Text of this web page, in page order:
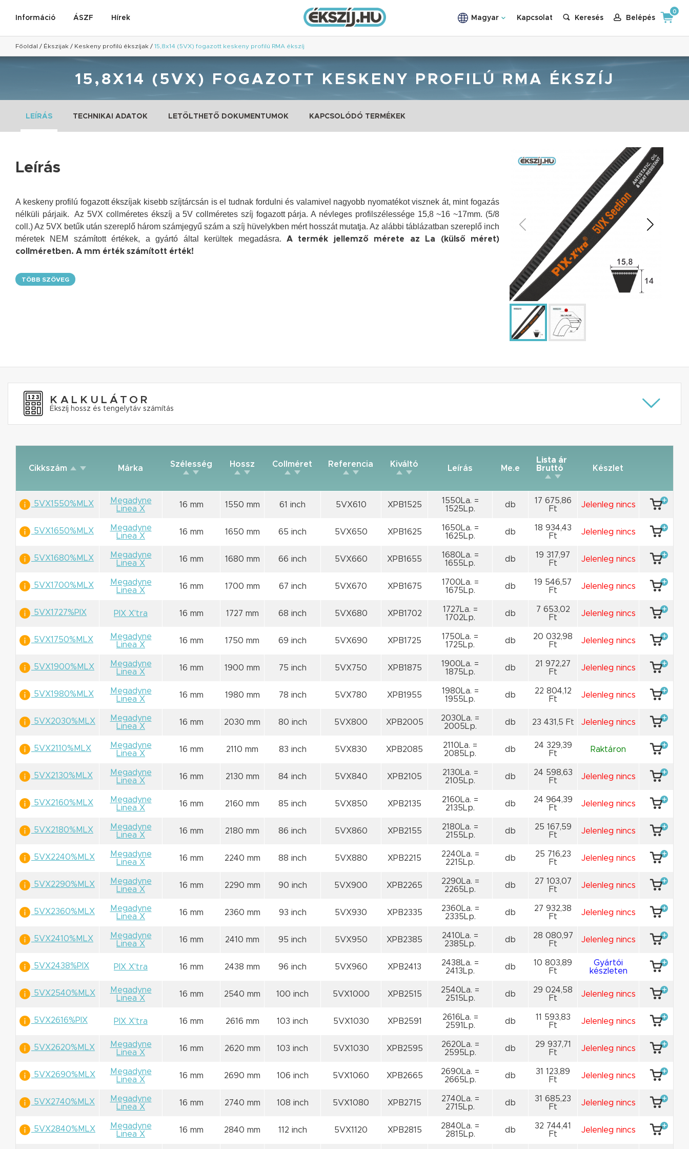
Információ ÁSZF Hírek Magyar Kapcsolat Keresés Belépés
0
Főoldal / Ékszijak / Keskeny profilú ékszíjak / 15,8x14 (5VX) fogazott keskeny profilú RMA ékszíj
15,8X14 (5VX) FOGAZOTT KESKENY PROFILÚ RMA ÉKSZÍJ
LEÍRÁS TECHNIKAI ADATOK LETÖLTHETŐ DOKUMENTUMOK KAPCSOLÓDÓ TERMÉKEK
Leírás
A keskeny profilú fogazott ékszíjak kisebb szíjtárcsán is el tudnak fordulni és valamivel nagyobb nyomatékot visznek át, mint fogazás
nélküli párjaik. Az 5VX collméretes ékszíj a 5V collméretes szíj fogazott párja. A névleges profilszélessége 15,8 ~16 ~17mm. (5/8
coll.) Az 5VX betűk után szereplő három számjegyű szám a szíj hüvelykben mért hosszát mutatja. Az alábbi táblázatban szereplő inch
méretek NEM számított értékek, a gyártó által kerültek megadásra. A termék jellemző mérete az La (külső méret)
collméretben. A mm érték számított érték!
TÖBB SZÖVEG
KALKULÁTOR
Ékszíj hossz és tengelytáv számítás
Cikkszám Márka Szélesség Hossz Collméret Referencia Kiváltó Leírás Me.e
Lista ár
Bruttó
Készlet
5VX1550%MLX
Megadyne
Linea X
16 mm 1550 mm 61 inch 5VX610 XPB1525
1550La. =
1525Lp.
db
17 675,86
Ft
Jelenleg nincs
5VX1650%MLX
Megadyne
Linea X
16 mm 1650 mm 65 inch 5VX650 XPB1625
1650La. =
1625Lp.
db
18 934,43
Ft
Jelenleg nincs
5VX1680%MLX
Megadyne
Linea X
16 mm 1680 mm 66 inch 5VX660 XPB1655
1680La. =
1655Lp.
db
19 317,97
Ft
Jelenleg nincs
5VX1700%MLX
Megadyne
Linea X
16 mm 1700 mm 67 inch 5VX670 XPB1675
1700La. =
1675Lp.
db
19 546,57
Ft
Jelenleg nincs
5VX1727%PIX PIX X'tra 16 mm 1727 mm 68 inch 5VX680 XPB1702
1727La. =
1702Lp.
db
7 653,02
Ft
Jelenleg nincs
5VX1750%MLX
Megadyne
Linea X
16 mm 1750 mm 69 inch 5VX690 XPB1725
1750La. =
1725Lp.
db
20 032,98
Ft
Jelenleg nincs
5VX1900%MLX
Megadyne
Linea X
16 mm 1900 mm 75 inch 5VX750 XPB1875
1900La. =
1875Lp.
db
21 972,27
Ft
Jelenleg nincs
5VX1980%MLX
Megadyne
Linea X
16 mm 1980 mm 78 inch 5VX780 XPB1955
1980La. =
1955Lp.
db
22 804,12
Ft
Jelenleg nincs
5VX2030%MLX
Megadyne
Linea X
16 mm 2030 mm 80 inch 5VX800 XPB2005
2030La. =
2005Lp.
db 23 431,5 Ft Jelenleg nincs
5VX2110%MLX
Megadyne
Linea X
16 mm 2110 mm 83 inch 5VX830 XPB2085
2110La. =
2085Lp.
db
24 329,39
Ft
Raktáron
5VX2130%MLX
Megadyne
Linea X
16 mm 2130 mm 84 inch 5VX840 XPB2105
2130La. =
2105Lp.
db
24 598,63
Ft
Jelenleg nincs
5VX2160%MLX
Megadyne
Linea X
16 mm 2160 mm 85 inch 5VX850 XPB2135
2160La. =
2135Lp.
db
24 964,39
Ft
Jelenleg nincs
5VX2180%MLX
Megadyne
Linea X
16 mm 2180 mm 86 inch 5VX860 XPB2155
2180La. =
2155Lp.
db
25 167,59
Ft
Jelenleg nincs
5VX2240%MLX
Megadyne
Linea X
16 mm 2240 mm 88 inch 5VX880 XPB2215
2240La. =
2215Lp.
db
25 716,23
Ft
Jelenleg nincs
5VX2290%MLX
Megadyne
Linea X
16 mm 2290 mm 90 inch 5VX900 XPB2265
2290La. =
2265Lp.
db
27 103,07
Ft
Jelenleg nincs
5VX2360%MLX
Megadyne
Linea X
16 mm 2360 mm 93 inch 5VX930 XPB2335
2360La. =
2335Lp.
db
27 932,38
Ft
Jelenleg nincs
5VX2410%MLX
Megadyne
Linea X
16 mm 2410 mm 95 inch 5VX950 XPB2385
2410La. =
2385Lp.
db
28 080,97
Ft
Jelenleg nincs
5VX2438%PIX PIX X'tra 16 mm 2438 mm 96 inch 5VX960 XPB2413
2438La. =
2413Lp.
db
10 803,89
Ft
Gyártói
készleten
5VX2540%MLX
Megadyne
Linea X
16 mm 2540 mm 100 inch 5VX1000 XPB2515
2540La. =
2515Lp.
db
29 024,58
Ft
Jelenleg nincs
5VX2616%PIX PIX X'tra 16 mm 2616 mm 103 inch 5VX1030 XPB2591
2616La. =
2591Lp.
db
11 593,83
Ft
Jelenleg nincs
5VX2620%MLX
Megadyne
Linea X
16 mm 2620 mm 103 inch 5VX1030 XPB2595
2620La. =
2595Lp.
db
29 937,71
Ft
Jelenleg nincs
5VX2690%MLX
Megadyne
Linea X
16 mm 2690 mm 106 inch 5VX1060 XPB2665
2690La. =
2665Lp.
db
31 123,89
Ft
Jelenleg nincs
5VX2740%MLX
Megadyne
Linea X
16 mm 2740 mm 108 inch 5VX1080 XPB2715
2740La. =
2715Lp.
db
31 685,23
Ft
Jelenleg nincs
5VX2840%MLX
Megadyne
Linea X
16 mm 2840 mm 112 inch 5VX1120 XPB2815
2840La. =
2815Lp.
db
32 744,41
Ft
Jelenleg nincs